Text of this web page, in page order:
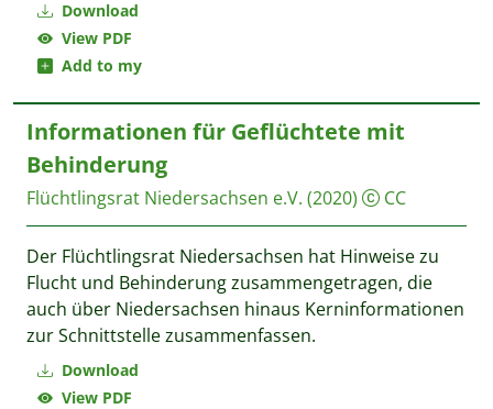
Download
View PDF
Add to my
Download
View PDF
Informationen für Geflüchtete mit
Behinderung
Flüchtlingsrat Niedersachsen e.V. (2020) CC
Der Flüchtlingsrat Niedersachsen hat Hinweise zu
Flucht und Behinderung zusammengetragen, die
auch über Niedersachsen hinaus Kerninformationen
zur Schnittstelle zusammenfassen.